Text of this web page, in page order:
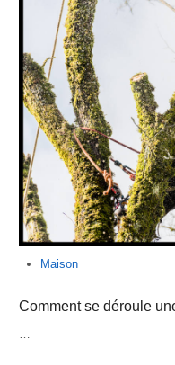
Maison
Comment se déroule